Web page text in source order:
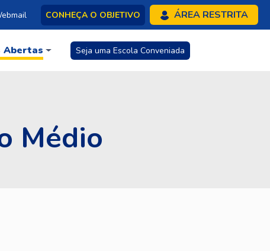
CONHEÇA O OBJETIVO ÁREA RESTRITA
Abertas Seja uma Escola Conveniada
Médio